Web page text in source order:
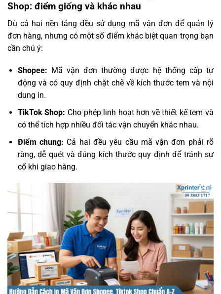
Shop: điểm giống và khác nhau
Dù cả hai nền tảng đều sử dụng mã vận đơn để quản lý
đơn hàng, nhưng có một số điểm khác biệt quan trọng bạn
cần chú ý:
Shopee: Mã vận đơn thường được hệ thống cấp tự
động và có quy định chặt chẽ về kích thước tem và nội
dung in.
TikTok Shop: Cho phép linh hoạt hơn về thiết kế tem và
có thể tích hợp nhiều đối tác vận chuyển khác nhau.
Điểm chung: Cả hai đều yêu cầu mã vận đơn phải rõ
ràng, dễ quét và đúng kích thước quy định để tránh sự
cố khi giao hàng.